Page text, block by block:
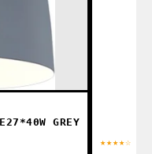
GREY
★★★★☆